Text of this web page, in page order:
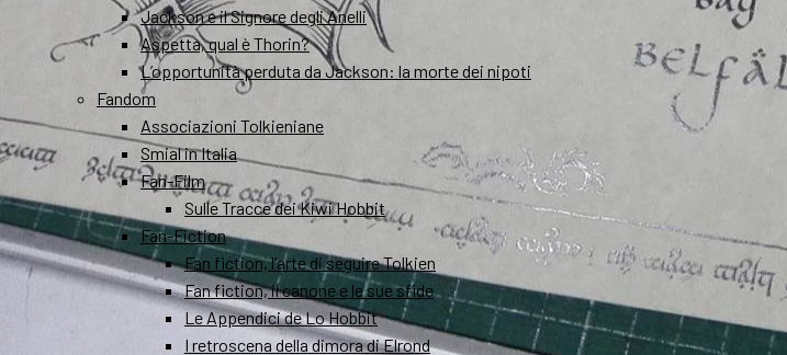
Jackson e il Signore degli Anelli
Aspetta, qual è Thorin?
L’opportunità perduta da Jackson: la morte dei nipoti
Fandom
Associazioni Tolkieniane
Smial in Italia
Fan-Film
Sulle Tracce dei Kiwi Hobbit
Fan-Fiction
Fan fiction, l’arte di seguire Tolkien
Fan fiction, il canone e le sue sfide
Le Appendici de Lo Hobbit
I retroscena della dimora di Elrond